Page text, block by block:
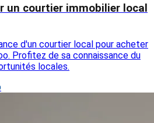
un courtier immobilier local
d'un courtier local pour acheter
Profitez de sa connaissance du
locales.